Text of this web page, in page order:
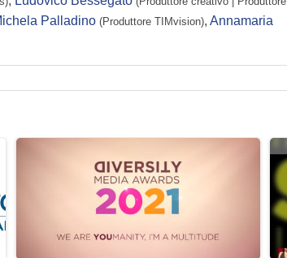
Palladino (Produttore TIMvision), Annamaria